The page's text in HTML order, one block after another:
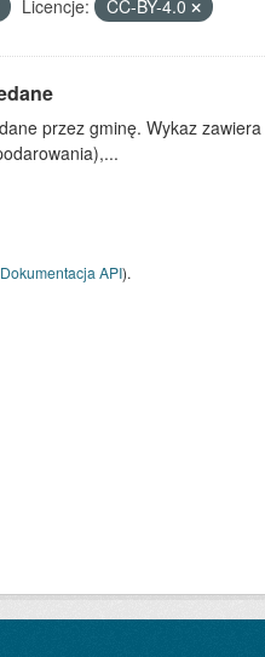
Licencje: CC-BY-4.0
przez gminę. Wykaz
Dokumentacja API).